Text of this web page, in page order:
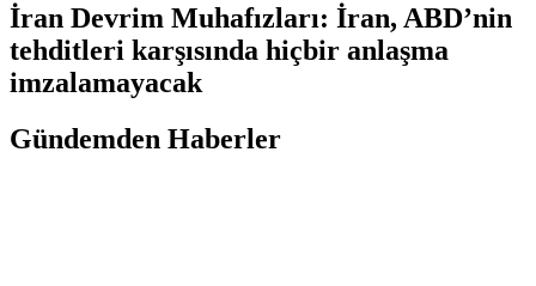
İran Devrim Muhafızları: İran, ABD’nin
tehditleri karşısında hiçbir anlaşma
imzalamayacak
Gündemden Haberler